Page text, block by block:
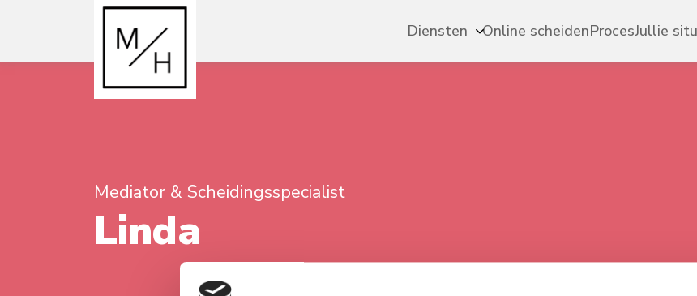
Diensten Online scheidenProcesJullie
Mediator & Scheidingsspecialist
Linda